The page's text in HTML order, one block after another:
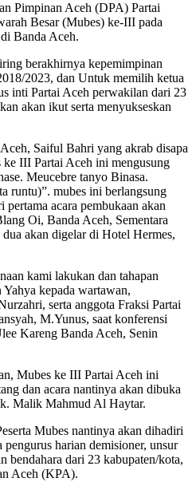
Pimpinan Aceh (DPA) Partai
Besar (Mubes) ke-III pada
Banda Aceh.
berakhirnya kepemimpinan
2023, dan Untuk memilih ketua
inti Partai Aceh perwakilan dari 23
akan ikut serta menyukseskan
Saiful Bahri yang akrab disapa
ke III Partai Aceh ini mengusung
Meucebre tanyo Binasa.
runtu)”. mubes ini berlangsung
pertama acara pembukaan akan
Oi, Banda Aceh, Sementara
akan digelar di Hotel Hermes,
kami lakukan dan tahapan
Yahya kepada wartawan,
serta anggota Fraksi Partai
M.Yunus, saat konferensi
Kareng Banda Aceh, Senin
Mubes ke III Partai Aceh ini
dan acara nantinya akan dibuka
Malik Mahmud Al Haytar.
Mubes nantinya akan dihadiri
harian demisioner, unsur
bendahara dari 23 kabupaten/kota,
Aceh (KPA).